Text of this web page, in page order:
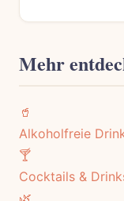
Mehr
🥤
Alkoholfreie
🍸
Cocktails &
🌿